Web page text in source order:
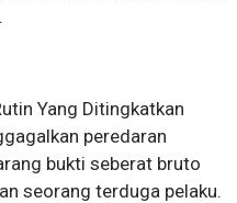
Yang Ditingkatkan
peredaran
bukti seberat bruto
seorang terduga pelaku.